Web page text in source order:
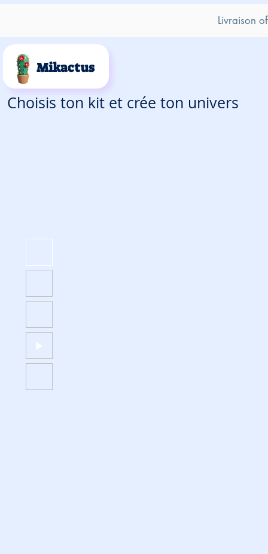
Livraison
Mikactus
Choisis ton kit et crée ton univers